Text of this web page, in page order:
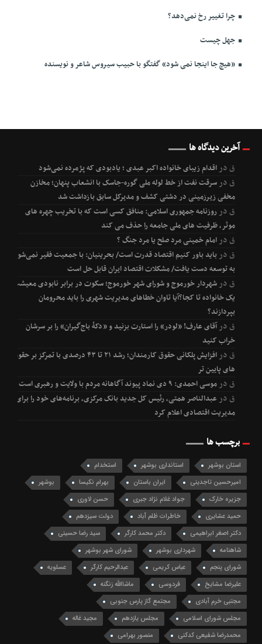
چرا تغییر رخ نمی‌دهد؟
جهل چیست
«هیچ جا اینجا نمی شود» گفتگو با حبیب سیروس شاعر و نویسنده
آخرین دیدگاه ها
قدراقدام زیبای خانواده اکبر عبدی ؛ یادبودی که پژمرده نمی‌شود
قدرسرقت نفت از خط لوله ملی گوره-جاسک با انشعاب پنهان؛ مخازن
مخفی زیرزمینی در دشتی کشف و مدیرکل سابق بازداشت شد
قدرروزنامه جمهوری اسلامی: منافق کسی است که با تخریب چهره های
موثر، ظرفیت های ملی جامعه را حذف می کند
قدرامام خمینی مرد صلح یا مرد جنگ ؟
قدرباید باور کنیم اقتصاد قدرت است/ بحرینیان: با جمعیت فقیر نمی‌شود
به توسعه دست یافت/ مشکلات اقتصاد ایران قابل حل است
قدرشهردار خورموج و شورای شهر خورموج؛ سکوت در برابر نابودی معیشت
یک خانواده تا کجا؟آیا تاوان خطاهای مدیریت شهری را باید محرومان
بپردازند؟
قدرآقای عارف! «لودر» را استارت بزنید و «دکۀ باج‌گیران» را بر سرشان
خراب کنید
قدر
افزایش پلکانی حقوق کارمندان؛ رشد ۲۱ تا ۴۳ درصدی با تمرکز بر حقوق
های پایین تر
قدرموسی احمدی: ۹ دی نماد پیوند آگاهانه مردم با ولایت و رهبری است
قدرعبدالناصر همتی، رئیس کل جدید بانک مرکزی، برنامه‌های خود را برای
مدیریت اقتصادی اعلام کرد
برچسب ها
استان بوشهر استانداری بوشهر
استخدام
امیرحسین تاجدینی
ایران باستان بهرام نکیسا
بوشهر
جزیره خارک
جواد غلام نژاد جبری
حسن لاوری
حمید عشایری
خاطرات ظلم آباد
دولت سیزدهم
دکتر اصغر ابراهیمی
دکتر محمد کارگر
سید رضا حسینی
شاهنامه
شهرداری بوشهر
شورای شهر بوشهر
شورای پنجم
عباس کریمی عبدالرحیم کارگر
عسلویه
علیرضا مشایخ
فردوسی
ماشاالله زنگنه
مجتبی خرم آبادی
مجتمع گاز پارس جنوبی
مجلس شورای اسلامی
مجلس یازدهم
مجید غاله
محمدرضا شفیعی کدکنی
منصور بهرامی